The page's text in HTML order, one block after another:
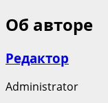
Об авторе
Редактор
Administrator